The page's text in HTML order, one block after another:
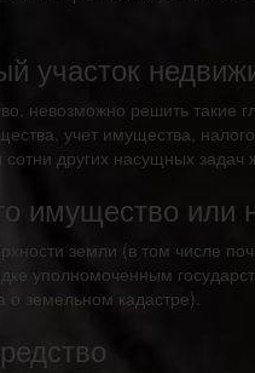
участок
невозможно решить такие
учет имущества,
сотни других насущных
имущество или
земли (в том числе
уполномоченным
о земельном кадастре).